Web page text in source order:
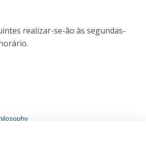
realizar-se-ão às segundas-